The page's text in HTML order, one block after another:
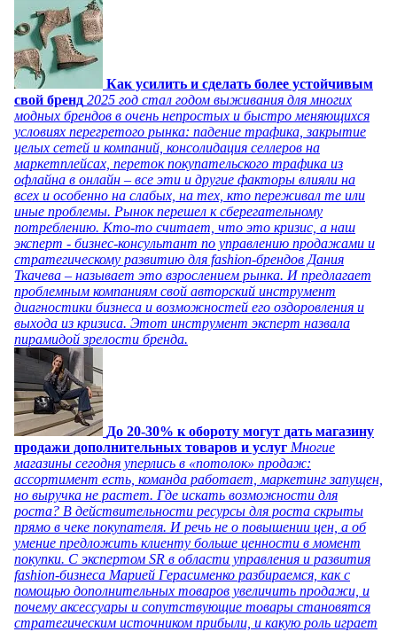
Как усилить и сделать более устойчивым
свой бренд 2025 год стал годом выживания для многих
модных брендов в очень непростых и быстро меняющихся
условиях перегретого рынка: падение трафика, закрытие
целых сетей и компаний, консолидация селлеров на
маркетплейсах, переток покупательского трафика из
офлайна в онлайн – все эти и другие факторы влияли на
всех и особенно на слабых, на тех, кто переживал те или
иные проблемы. Рынок перешел к сберегательному
потреблению. Кто-то считает, что это кризис, а наш
эксперт - бизнес-консультант по управлению продажами и
стратегическому развитию для fashion-брендов Дания
Ткачева – называет это взрослением рынка. И предлагает
проблемным компаниям свой авторский инструмент
диагностики бизнеса и возможностей его оздоровления и
выхода из кризиса. Этот инструмент эксперт назвала
пирамидой зрелости бренда.
До 20-30% к обороту могут дать магазину
продажи дополнительных товаров и услуг Многие
магазины сегодня уперлись в «потолок» продаж:
ассортимент есть, команда работает, маркетинг запущен,
но выручка не растет. Где искать возможности для
роста? В действительности ресурсы для роста скрыты
прямо в чеке покупателя. И речь не о повышении цен, а об
умение предложить клиенту больше ценности в момент
покупки. С экспертом SR в области управления и развития
fashion-бизнеса Марией Герасименко разбираемся, как с
помощью дополнительных товаров увеличить продажи, и
почему аксессуары и сопутствующие товары становятся
стратегическим источником прибыли, и какую роль играет